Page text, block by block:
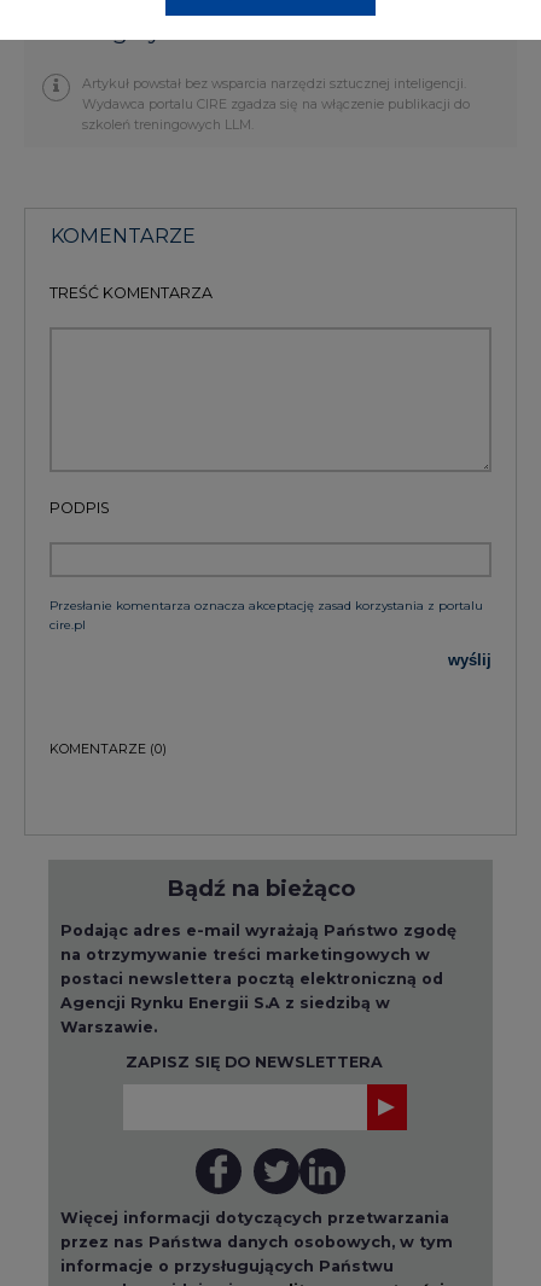
Artykuł powstał bez wsparcia narzędzi sztucznej inteligencji.
Wydawca portalu CIRE zgadza się na włączenie publikacji do
szkoleń treningowych LLM.
KOMENTARZE
TREŚĆ KOMENTARZA
PODPIS
Przesłanie komentarza oznacza akceptację zasad korzystania z portalu
cire.pl
wyślij
KOMENTARZE (0)
Bądź na bieżąco
Podając adres e-mail wyrażają Państwo zgodę
na otrzymywanie treści marketingowych w
postaci newslettera pocztą elektroniczną od
Agencji Rynku Energii S.A z siedzibą w
Warszawie.
ZAPISZ SIĘ DO NEWSLETTERA
Więcej informacji dotyczących przetwarzania
przez nas Państwa danych osobowych, w tym
informacje o przysługujących Państwu